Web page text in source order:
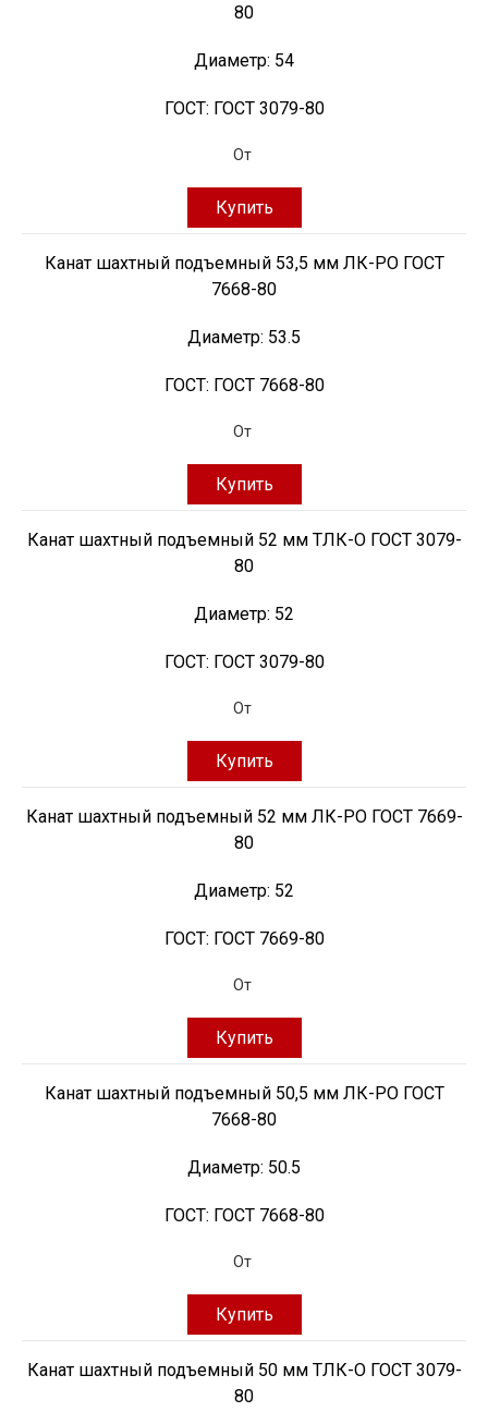
80
Диаметр: 54
ГОСТ: ГОСТ 3079-80
От
Купить
Канат шахтный подъемный 53,5 мм ЛК-РО ГОСТ
7668-80
Диаметр: 53.5
ГОСТ: ГОСТ 7668-80
От
Купить
Канат шахтный подъемный 52 мм ТЛК-О ГОСТ 3079-
80
Диаметр: 52
ГОСТ: ГОСТ 3079-80
От
Купить
Канат шахтный подъемный 52 мм ЛК-РО ГОСТ 7669-
80
Диаметр: 52
ГОСТ: ГОСТ 7669-80
От
Купить
Канат шахтный подъемный 50,5 мм ЛК-РО ГОСТ
7668-80
Диаметр: 50.5
ГОСТ: ГОСТ 7668-80
От
Купить
Канат шахтный подъемный 50 мм ТЛК-О ГОСТ 3079-
80